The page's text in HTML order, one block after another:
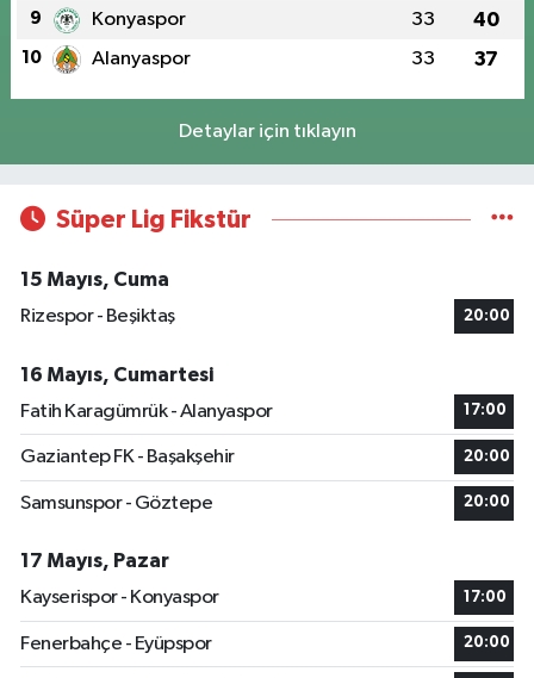
9 Konyaspor 33 40
10 Alanyaspor 33 37
Detaylar için tıklayın
Süper Lig Fikstür
15 Mayıs, Cuma
Rizespor - Beşiktaş
20:00
16 Mayıs, Cumartesi
Fatih Karagümrük - Alanyaspor
17:00
Gaziantep FK - Başakşehir 20:00
Samsunspor - Göztepe 20:00
17 Mayıs, Pazar
Kayserispor - Konyaspor
17:00
Fenerbahçe - Eyüpspor 20:00